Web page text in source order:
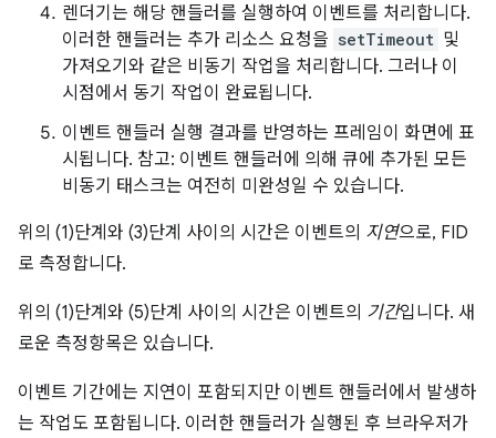
렌더기는 해당 핸들러를 실행하여 이벤트를 처리합니다.
이러한 핸들러는 추가 리소스 요청을 setTimeout 및
가져오기와 같은 비동기 작업을 처리합니다. 그러나 이
시점에서 동기 작업이 완료됩니다.
이벤트 핸들러 실행 결과를 반영하는 프레임이 화면에 표
시됩니다. 참고: 이벤트 핸들러에 의해 큐에 추가된 모든
비동기 태스크는 여전히 미완성일 수 있습니다.
위의 (1)단계와 (3)단계 사이의 시간은 이벤트의 지연으로, FID
로 측정합니다.
위의 (1)단계와 (5)단계 사이의 시간은 이벤트의 기간입니다. 새
로운 측정항목은 있습니다.
이벤트 기간에는 지연이 포함되지만 이벤트 핸들러에서 발생하
는 작업도 포함됩니다. 이러한 핸들러가 실행된 후 브라우저가